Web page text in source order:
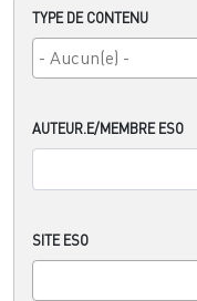
TYPE DE CONTENU
AUTEUR.E/MEMBRE ESO
SITE ESO